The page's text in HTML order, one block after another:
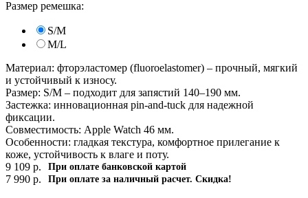
Размер ремешка:
S/M
M/L
Материал: фторэластомер (fluoroelastomer) – прочный, мягкий
и устойчивый к износу.
Размер: S/M – подходит для запястий 140–190 мм.
Застежка: инновационная pin-and-tuck для надежной
фиксации.
Совместимость: Apple Watch 46 мм.
Особенности: гладкая текстура, комфортное прилегание к
коже, устойчивость к влаге и поту.
9 109 р. При оплате банковской картой
7 990 р. При оплате за наличный расчет. Скидка!